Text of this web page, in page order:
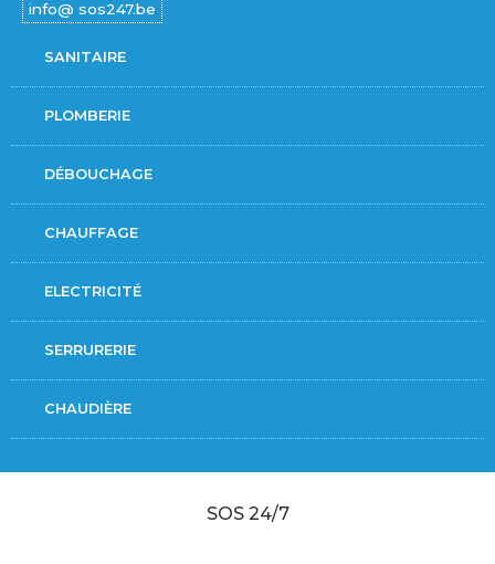
SANITAIRE
PLOMBERIE
DÉBOUCHAGE
CHAUFFAGE
ELECTRICITÉ
SERRURERIE
CHAUDIÈRE
SOS 24/7